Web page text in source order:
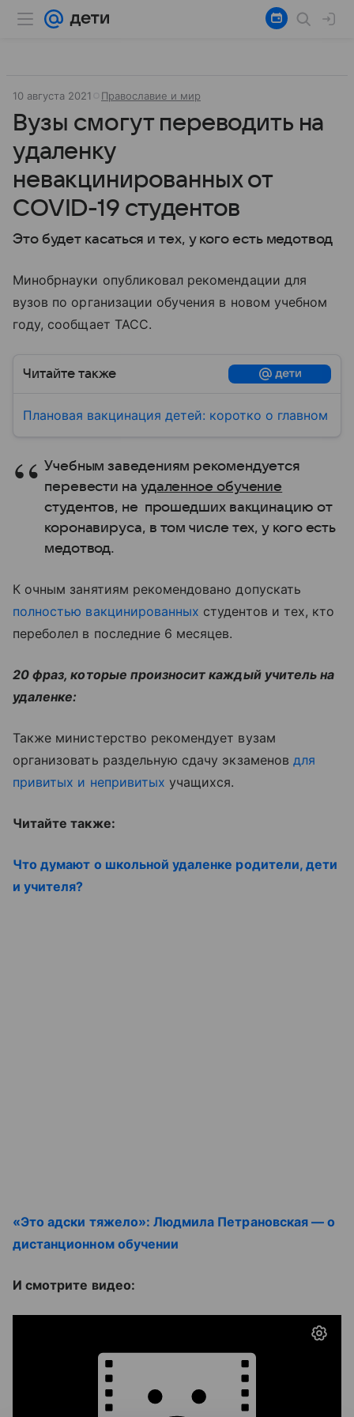
10 августа 2021 Православие и мир
Вузы смогут переводить на
удаленку
невакцинированных от
COVID-19 студентов
Это будет касаться и тех, у кого есть медотвод
Минобрнауки опубликовал рекомендации для
вузов по организации обучения в новом учебном
году, сообщает ТАСС.
Читайте также
Плановая вакцинация детей: коротко о главном
Учебным заведениям рекомендуется
перевести на удаленное обучение
студентов, не прошедших вакцинацию от
коронавируса, в том числе тех, у кого есть
медотвод.
К очным занятиям рекомендовано допускать
полностью вакцинированных студентов и тех, кто
переболел в последние 6 месяцев.
20 фраз, которые произносит каждый учитель на
удаленке:
Также министерство рекомендует вузам
организовать раздельную сдачу экзаменов для
привитых и непривитых учащихся.
Читайте также:
Что думают о школьной удаленке родители, дети
и учителя?
«Это адски тяжело»: Людмила Петрановская — о
дистанционном обучении
И смотрите видео: